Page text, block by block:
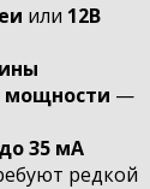
или 12В
—
35 мА
редкой